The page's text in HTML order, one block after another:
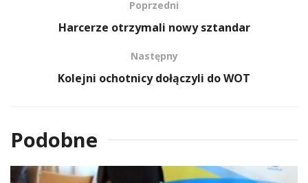
Poprzedni
Harcerze otrzymali nowy sztandar
Następny
Kolejni ochotnicy dołączyli do WOT
Podobne